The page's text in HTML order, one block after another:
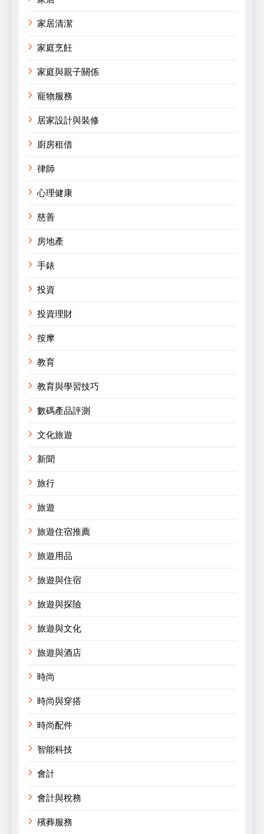
家居清潔
家庭烹飪
家庭與親子關係
寵物服務
居家設計與裝修
廚房租借
律師
心理健康
慈善
房地產
手錶
投資
投資理財
按摩
教育
教育與學習技巧
數碼產品評測
文化旅遊
新聞
旅行
旅遊
旅遊住宿推薦
旅遊用品
旅遊與住宿
旅遊與探險
旅遊與文化
旅遊與酒店
時尚
時尚與穿搭
時尚配件
智能科技
會計
會計與稅務
殯葬服務